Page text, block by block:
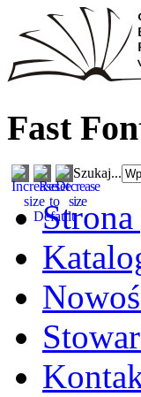
Fast
Szukaj...
Strona